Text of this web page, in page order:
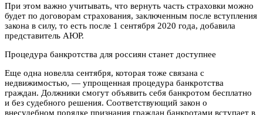
При этом важно учитывать, что вернуть часть страховки можно
будет по договорам страхования, заключенным после вступления
закона в силу, то есть после 1 сентября 2020 года, добавила
представитель АЮР.
Процедура банкротства для россиян станет доступнее
Еще одна новелла сентября, которая тоже связана с
недвижимостью, — упрощенная процедура банкротства
граждан. Должники смогут объявить себя банкротом бесплатно
и без судебного решения. Соответствующий закон о
внесудебном порядке признания граждан банкротами вступает в